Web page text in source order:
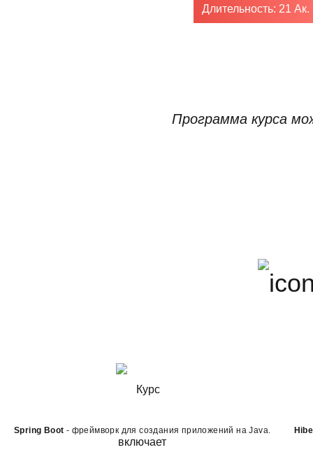
Длительность: 21 Ак.
Модуль.
3-й
Программа курса
Spring Boot - фреймворк для создания приложений на Java.